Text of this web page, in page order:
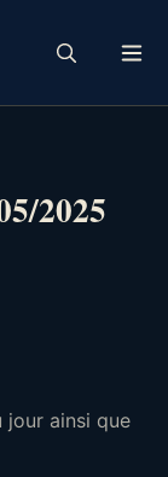
2025
jour ainsi que